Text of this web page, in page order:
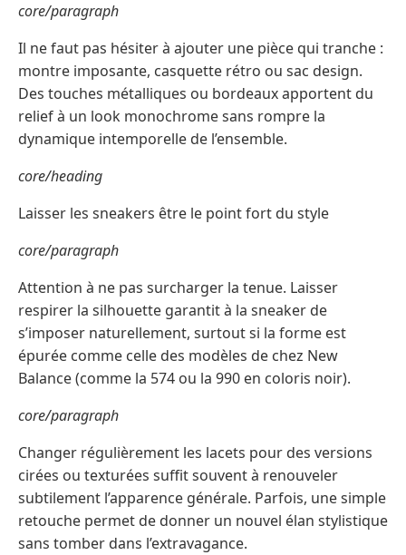
core/paragraph
Il ne faut pas hésiter à ajouter une pièce qui tranche :
montre imposante, casquette rétro ou sac design.
Des touches métalliques ou bordeaux apportent du
relief à un look monochrome sans rompre la
dynamique intemporelle de l’ensemble.
core/heading
Laisser les sneakers être le point fort du style
core/paragraph
Attention à ne pas surcharger la tenue. Laisser
respirer la silhouette garantit à la sneaker de
s’imposer naturellement, surtout si la forme est
épurée comme celle des modèles de chez New
Balance (comme la 574 ou la 990 en coloris noir).
core/paragraph
Changer régulièrement les lacets pour des versions
cirées ou texturées suffit souvent à renouveler
subtilement l’apparence générale. Parfois, une simple
retouche permet de donner un nouvel élan stylistique
sans tomber dans l’extravagance.